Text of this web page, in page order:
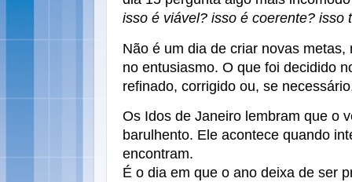
isso é viável? isso é coerente? isso
Não é um dia de criar novas
no entusiasmo. O que foi decidido
refinado, corrigido ou, se
Os Idos de Janeiro lembram que o
barulhento. Ele acontece quando
encontram.
É o dia em que o ano deixa de ser